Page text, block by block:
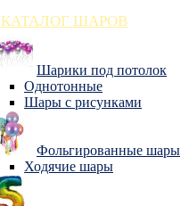
КАТАЛОГ ШАРОВ
Шарики под потолок
Однотонные
Шары с рисунками
Фольгированные шары
Ходячие шары